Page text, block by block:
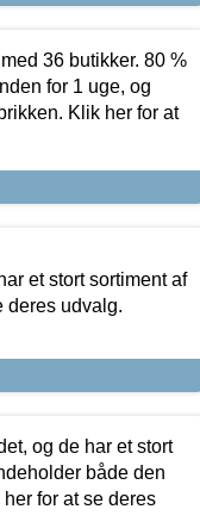
36 butikker. 80 %
for 1 uge, og
Klik her for at
et stort sortiment af
deres udvalg.
og de har et stort
både den
for at se deres